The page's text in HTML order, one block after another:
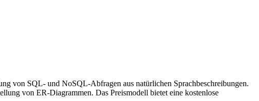
von SQL- und NoSQL-Abfragen aus natürlichen Sprachbeschreibungen.
von ER-Diagrammen. Das Preismodell bietet eine kostenlose